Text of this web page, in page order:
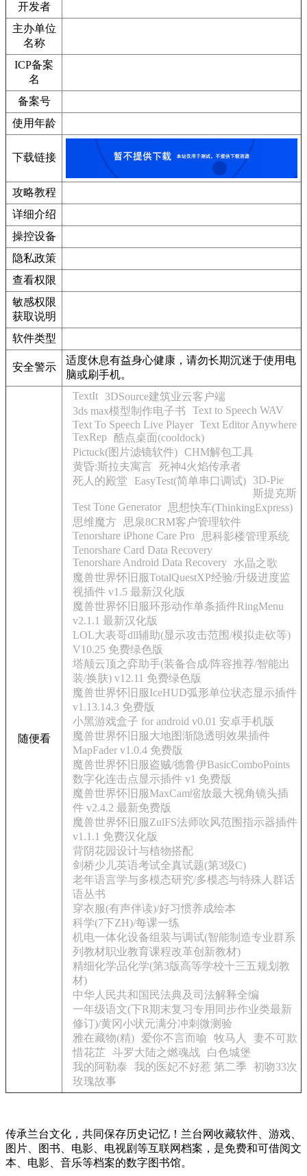
开发者
主办单位
名称
ICP备案
名
备案号
使用年龄
下载链接
攻略教程
详细介绍
操控设备
隐私政策
查看权限
敏感权限
获取说明
软件类型
安全警示
适度休息有益身心健康，请勿长期沉迷于使用电
脑或刷手机。
随便看
TextIt
3DSource建筑业云客户端
3ds max模型制作电子书
Text to Speech WAV
Text To Speech Live Player Text Editor Anywhere
TexRep 酷点桌面(cooldock)
Pictuck(图片滤镜软件) CHM解包工具
黄昏:斯拉夫寓言
死神4火焰传承者
死人的殿堂
EasyTest(简单串口调试)
3D-Pie
斯提克斯
Test Tone Generator
思想快车(ThinkingExpress)
思维魔方
思泉8CRM客户管理软件
Tenorshare iPhone Care Pro
思科影楼管理系统
Tenorshare Card Data Recovery
Tenorshare Android Data Recovery
水晶之歌
魔兽世界怀旧服TotalQuestXP经验/升级进度监
视插件 v1.5 最新汉化版
魔兽世界怀旧服环形动作单条插件RingMenu
v2.1.1 最新汉化版
LOL大表哥dll辅助(显示攻击范围/模拟走砍等)
V10.25 免费绿色版
塔颠云顶之弈助手(装备合成/阵容推荐/智能出
装/换肤) v12.11 免费绿色版
魔兽世界怀旧服IceHUD弧形单位状态显示插件
v1.13.14.3 免费版
小黑游戏盒子 for android v0.01 安卓手机版
魔兽世界怀旧服大地图渐隐透明效果插件
MapFader v1.0.4 免费版
魔兽世界怀旧服盗贼/德鲁伊BasicComboPoints
数字化连击点显示插件 v1 免费版
魔兽世界怀旧服MaxCam缩放最大视角镜头插
件 v2.4.2 最新免费版
魔兽世界怀旧服ZulFS法师吹风范围指示器插件
v1.1.1 免费汉化版
背阴花园设计与植物搭配
剑桥少儿英语考试全真试题(第3级C)
老年语言学与多模态研究/多模态与特殊人群话
语丛书
穿衣服(有声伴读)/好习惯养成绘本
科学(7下ZH)/每课一练
机电一体化设备组装与调试(智能制造专业群系
列教材职业教育课程改革创新教材)
精细化学品化学(第3版高等学校十三五规划教
材)
中华人民共和国民法典及司法解释全编
一年级语文(下R期末复习专用同步作业类最新
修订)/黄冈小状元满分冲刺微测验
雅在藏物(精)
爱你不言而喻 牧马人
妻不可欺
惜花芷 斗罗大陆之燃魂战
白色城堡
我的阿勒泰
我的医妃不好惹 第二季
初吻33次
玫瑰故事
传承兰台文化，共同保存历史记忆！兰台网收藏软件、游戏、
图片、图书、电影、电视剧等互联网档案，是免费和可借阅文
本、电影、音乐等档案的数字图书馆。